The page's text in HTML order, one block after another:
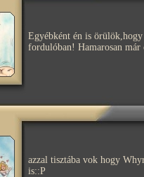
Egyébként én is
fordulóban! Hamarosan már
azzal tisztába vok hogy
is::P